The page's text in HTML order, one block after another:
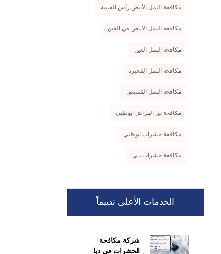
مكافحة النمل الأبيض رأس الخيمة
مكافحة النمل الأبيض في العين
مكافحة النمل العين
مكافحة النمل الفجيرة
مكافحة النمل القصيص
مكافحة بق الفراش ابوظبي
مكافحة حشرات ابوظبي
مكافحة حشرات دبي
الخدمات الأعلى تقييماً
شركة مكافحة
الحشرات في دبا